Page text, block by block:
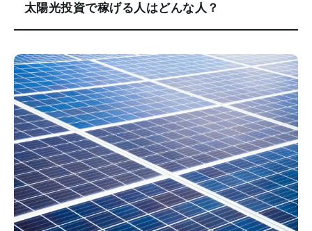
太陽光投資で稼げる人はどんな人？